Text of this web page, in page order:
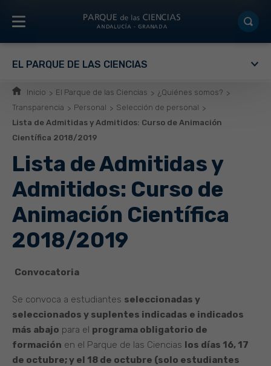
EL PARQUE DE LAS CIENCIAS
Inicio El Parque de las Ciencias
¿Quiénes somos?
Transparencia
Personal
Selección de personal
Lista de Admitidas y Admitidos: Curso de Animación
Científica 2018/2019
Lista de Admitidas y
Admitidos: Curso de
Animación Científica
2018/2019
Convocatoria
Se convoca a estudiantes seleccionadas y
seleccionados y suplentes indicadas e indicados
más abajo para el programa obligatorio de
formación en el Parque de las Ciencias los días 16, 17
de octubre; y el 18 de octubre (solo estudiantes